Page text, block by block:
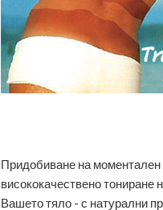
Придобиване на моментален
висококачествено тониране
Вашето тяло - с натурални